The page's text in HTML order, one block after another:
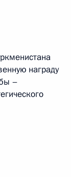
награду
–